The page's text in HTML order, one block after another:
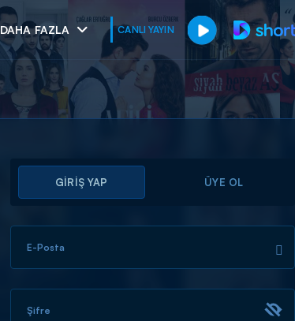
DAHA FAZLA CANLI YAYIN
GİRİŞ YAP ÜYE OL
E-Posta
Şifre